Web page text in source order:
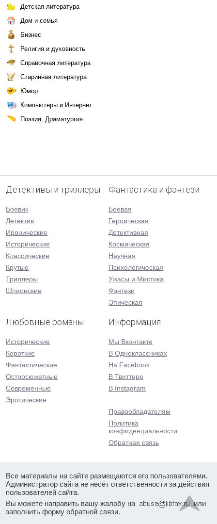
Детская литература
Дом и семья
Бизнес
Религия и духовность
Справочная литература
Старинная литература
Юмор
Компьютеры и Интернет
Поэзия, Драматургия
Детективы и триллеры
Боевик
Детектив
Иронические
Исторические
Классические
Крутые
Триллеры
Шпионские
Фантастика и фэнтези
Боевая
Героическая
Детективная
Космическая
Научная
Психологическая
Ужасы и Мистика
Фэнтези
Эпическая
Любовные романы
Исторические
Короткие
Фантастические
Остросюжетные
Современные
Эротические
Информация
Мы Вконтакте
В Одноклассниках
На Facebook
В Твиттере
В Instagram
Правообладателям
Политика
конфиденциальности
Обратная связь
Все материалы на сайте размещаются его пользователями.
Администратор сайта не несёт ответственности за действия
пользователей сайта.
Вы можете направить вашу жалобу на
или
заполнить форму обратной связи.